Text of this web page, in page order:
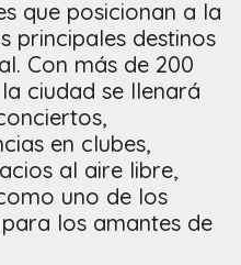
que posicionan a la
principales destinos
Con más de 200
ciudad se llenará
en clubes,
al aire libre,
uno de los
los amantes de